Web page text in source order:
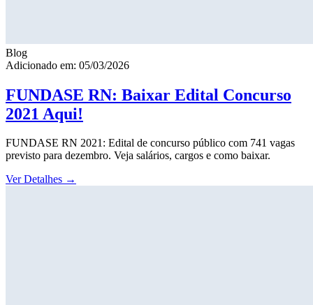
Blog
Adicionado em: 05/03/2026
FUNDASE RN: Baixar Edital Concurso
2021 Aqui!
FUNDASE RN 2021: Edital de concurso público com 741 vagas
previsto para dezembro. Veja salários, cargos e como baixar.
Ver Detalhes →